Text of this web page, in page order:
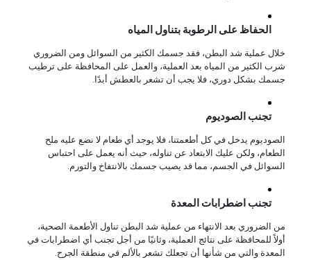
الحفاظ على الرطوبة بتناول المياه
خلال عملية شد البطن، فقد جسمك الكثير من السوائل ومن الضروري
شرب الكثير من المياه بعد العملية، والعمل على المحافظة على ترطيب
جسمك بشكل دوري، فلا يجب أن تشعر بالعطش أبدًا.
تجنب الصوديوم
الصوديوم يدخل في كل أطعمتنا، فلا يوجد أي طعام لا نضع عليه ملح
الطعام، ولكن عليك الابتعاد عن تناوله، حيث أنه يعمل على احتباس
السوائل في الجسم، مما قد يصيب جسمك بالانتفاخ والتورم.
تجنب اضطرابات المعدة
من الضروري بعد الانتهاء من عملية شد البطن تناول الأطعمة الصحية،
أولاً للمحافظة على نتائج العملية، وثانيًا من أجل تجنب أي اضطرابات في
المعدة والتي من شأنها أن تجعلك تشعر بالألم في منطقة الجرح.